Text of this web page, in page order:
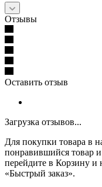
Отзывы
Оставить отзыв
Загрузка отзывов...
Для покупки товара в
понравившийся товар и
перейдите в Корзину и
«Быстрый заказ».